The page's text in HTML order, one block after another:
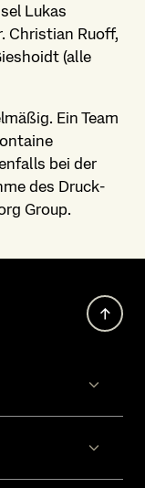
Lukas
Christian Ruoff,
(alle
Ein Team
bei der
des Druck­
Group.